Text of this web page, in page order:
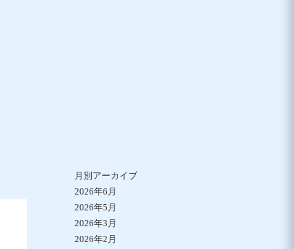
月別アーカイブ
2026年6月
2026年5月
2026年3月
2026年2月